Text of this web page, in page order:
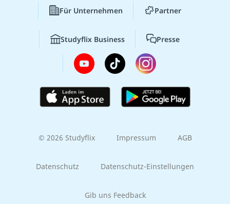
Für Unternehmen Partner
Studyflix Business Presse
© 2026 Studyflix Impressum AGB
Datenschutz Datenschutz-Einstellungen
Gib uns Feedback